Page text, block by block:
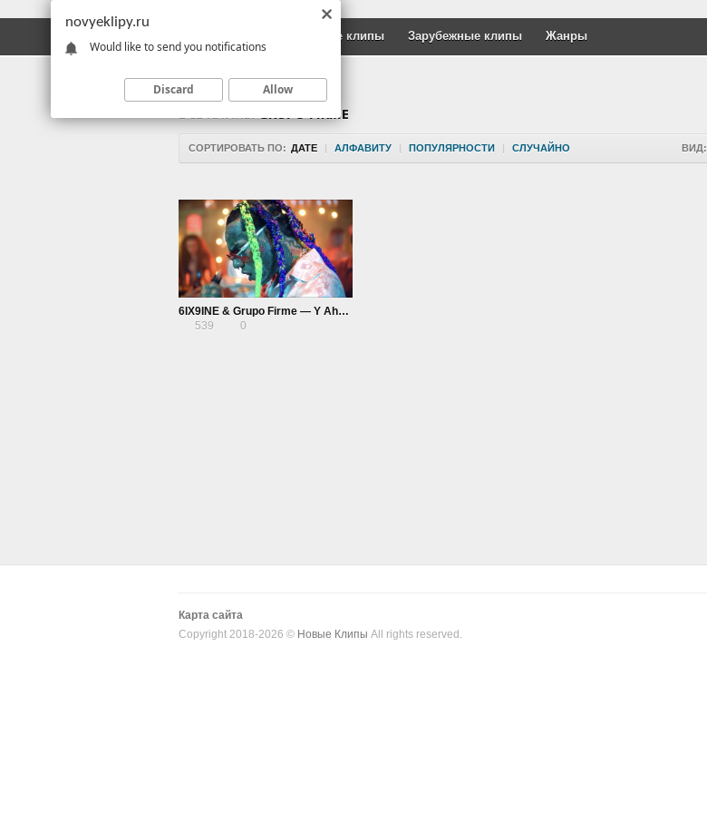
Русские клипы Зарубежные клипы Жанры
ВСЕ КЛИПЫ GRUPO FIRME
СОРТИРОВАТЬ ПО: ДАТЕ | АЛФАВИТУ | ПОПУЛЯРНОСТИ | СЛУЧАЙНО ВИД:
6IX9INE & Grupo Firme — Y Ahora
539
0
Карта сайта
Copyright 2018-2026 © Новые Клипы All rights reserved.
novyeklipy.ru
Would like to send you notifications
Discard Allow